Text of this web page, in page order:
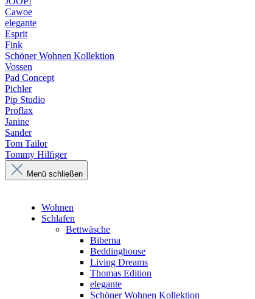
Cawoe
elegante
Esprit
Fink
Schöner Wohnen Kollektion
Vossen
Pad Concept
Pichler
Pip Studio
Proflax
Janine
Sander
Tom Tailor
Tommy Hilfiger
Menü schließen
Wohnen
Schlafen
Bettwäsche
Biberna
Beddinghouse
Living Dreams
Thomas Edition
elegante
Schöner Wohnen Kollektion